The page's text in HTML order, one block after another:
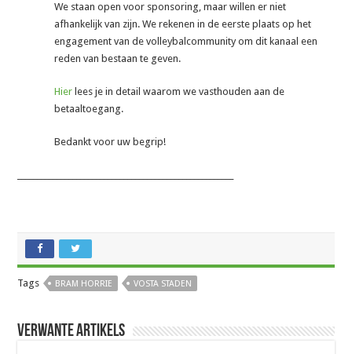
We staan open voor sponsoring, maar willen er niet
afhankelijk van zijn. We rekenen in de eerste plaats op het
engagement van de volleybalcommunity om dit kanaal een
reden van bestaan te geven.
Hier lees je in detail waarom we vasthouden aan de
betaaltoegang.
Bedankt voor uw begrip!
Tags BRAM HORRIE VOSTA STADEN
Verwante artikels